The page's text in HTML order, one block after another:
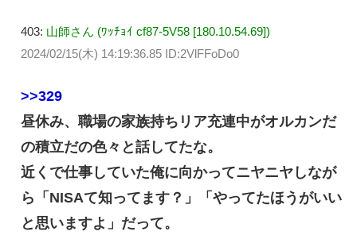
403: 山師さん (ﾜｯﾁｮｲ cf87-5V58 [180.10.54.69])
2024/02/15(木) 14:19:36.85 ID:2VlFFoDo0
>>329
昼休み、職場の家族持ちリア充連中がオルカンだ
の積立だの色々と話してたな。
近くで仕事していた俺に向かってニヤニヤしなが
ら「NISAて知ってます？」「やってたほうがいい
と思いますよ」だって。